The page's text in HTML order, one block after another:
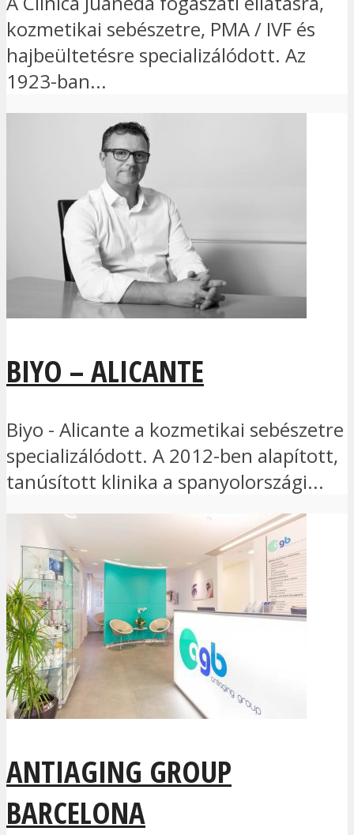
kozmetikai sebészetre, PMA / IVF és
hajbeültetésre specializálódott. Az
1923-ban...
BIYO – ALICANTE
Biyo - Alicante a kozmetikai sebészetre
specializálódott. A 2012-ben alapított,
tanúsított klinika a spanyolországi...
ANTIAGING GROUP
BARCELONA